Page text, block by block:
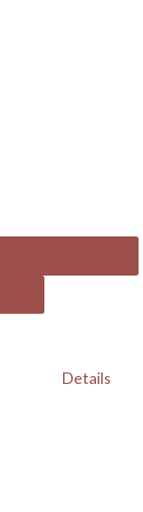
Details